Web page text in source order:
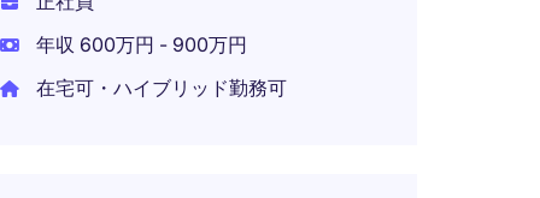
年収 600万円 - 900万円
在宅可・ハイブリッド勤務可